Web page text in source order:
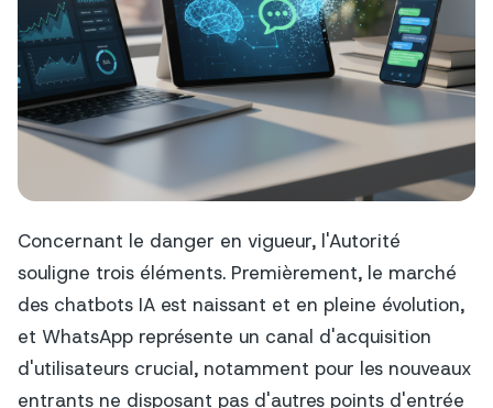
Concernant le danger en vigueur, l'Autorité
souligne trois éléments. Premièrement, le marché
des chatbots IA est naissant et en pleine évolution,
et WhatsApp représente un canal d'acquisition
d'utilisateurs crucial, notamment pour les nouveaux
entrants ne disposant pas d'autres points d'entrée